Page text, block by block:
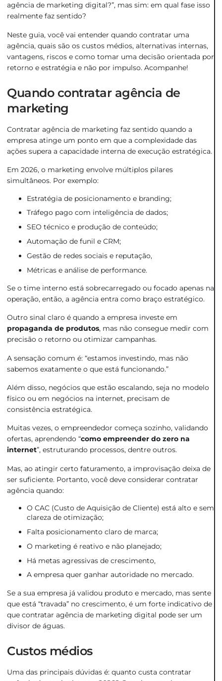
agência de marketing digital?”, mas sim: em qual fase isso
realmente faz sentido?
Neste guia, você vai entender quando contratar uma
agência, quais são os custos médios, alternativas internas,
vantagens, riscos e como tomar uma decisão orientada por
retorno e estratégia e não por impulso. Acompanhe!
Quando contratar agência de
marketing
Contratar agência de marketing faz sentido quando a
empresa atinge um ponto em que a complexidade das
ações supera a capacidade interna de execução estratégica.
Em 2026, o marketing envolve múltiplos pilares
simultâneos. Por exemplo:
Estratégia de posicionamento e branding;
Tráfego pago com inteligência de dados;
SEO técnico e produção de conteúdo;
Automação de funil e CRM;
Gestão de redes sociais e reputação,
Métricas e análise de performance.
Se o time interno está sobrecarregado ou focado apenas na
operação, então, a agência entra como braço estratégico.
Outro sinal claro é quando a empresa investe em
propaganda de produtos, mas não consegue medir com
precisão o retorno ou otimizar campanhas.
A sensação comum é: “estamos investindo, mas não
sabemos exatamente o que está funcionando.”
Além disso, negócios que estão escalando, seja no modelo
físico ou em negócios na internet, precisam de
consistência estratégica.
Muitas vezes, o empreendedor começa sozinho, validando
ofertas, aprendendo “como empreender do zero na
internet”, estruturando processos, dentre outros.
Mas, ao atingir certo faturamento, a improvisação deixa de
ser suficiente. Portanto, você deve considerar contratar
agência quando:
O CAC (Custo de Aquisição de Cliente) está alto e sem
clareza de otimização;
Falta posicionamento claro de marca;
O marketing é reativo e não planejado;
Há metas agressivas de crescimento,
A empresa quer ganhar autoridade no mercado.
Se a sua empresa já validou produto e mercado, mas sente
que está “travada” no crescimento, é um forte indicativo de
que contratar agência de marketing digital pode ser um
divisor de águas.
Custos médios
Uma das principais dúvidas é: quanto custa contratar